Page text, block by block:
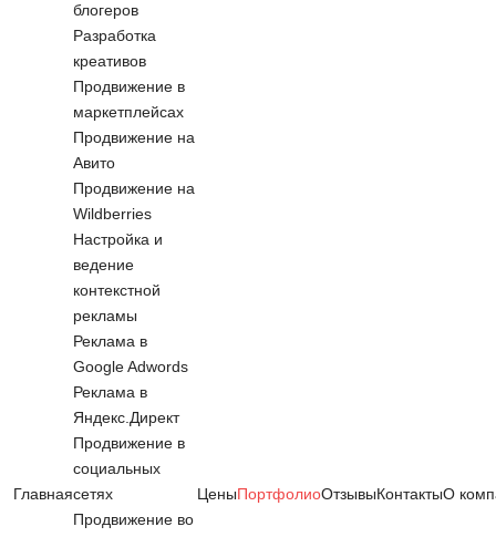
Главная
блогеров
Разработка
креативов
Продвижение в
маркетплейсах
Продвижение на
Авито
Продвижение на
Wildberries
Настройка и
ведение
контекстной
рекламы
Реклама в
Google Adwords
Реклама в
Яндекс.Директ
Продвижение в
социальных
сетях
Продвижение во
ЦеныПортфолиоОтзывыКонтактыО